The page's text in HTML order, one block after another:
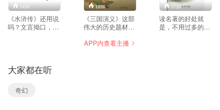
1459
《水浒传》还用说
吗？文言拗口，读
音、有文本。边听
边看！
1898
《三国演义》这部
伟大的历史题材文
了吧？看过剧、玩
1725
读名著的好处就
是，不用过多的介
APP内查看主播
大家都在听
奇幻